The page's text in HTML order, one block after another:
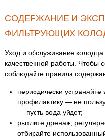
СОДЕРЖАНИЕ И
ФИЛЬТРУЮЩИХ
Уход и обслуживание
качественной работы. Чтобы
соблюдайте правила
периодически
профилактику — не
— пусть вода уйдет;
рыхлите дренаж,
отбирайте